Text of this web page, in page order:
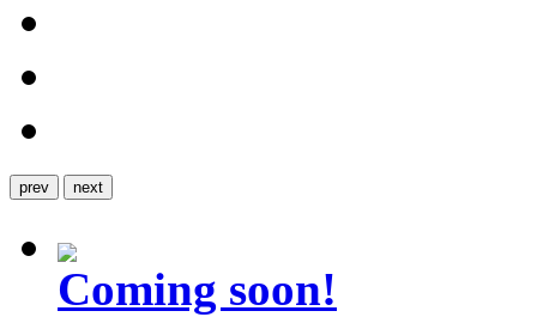
prev next
Coming soon!